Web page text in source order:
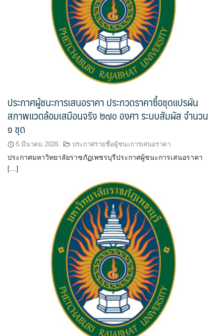
ประกาศผู้ชนะการเสนอราคา ประกวดราคาซื้อชุดแปรผัน
สภาพแวดล้อมเสมือนจริง ๒๗๐ องศา ระบบสัมผัส จำนวน
๑ ชุด
5 มีนาคม 2026 ประกาศรายชื่อผู้ชนะการเสนอราคา
ประกาศมหาวิทยาลัยราชภัฏเพชรบุรีประกาศผู้ชนะการเสนอราคา
[…]